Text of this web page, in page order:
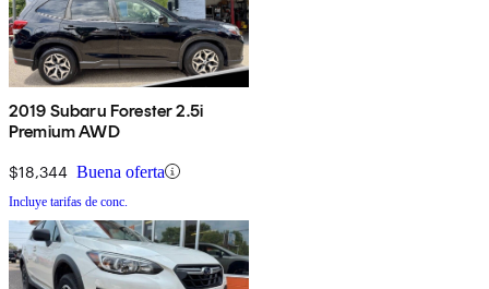
2019 Subaru Forester 2.5i
Premium AWD
$18,344 Buena oferta
Incluye tarifas de conc.